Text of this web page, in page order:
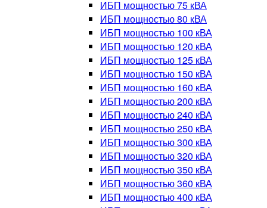
ИБП мощностью 75 кВА
ИБП мощностью 80 кВА
ИБП мощностью 100 кВА
ИБП мощностью 120 кВА
ИБП мощностью 125 кВА
ИБП мощностью 150 кВА
ИБП мощностью 160 кВА
ИБП мощностью 200 кВА
ИБП мощностью 240 кВА
ИБП мощностью 250 кВА
ИБП мощностью 300 кВА
ИБП мощностью 320 кВА
ИБП мощностью 350 кВА
ИБП мощностью 360 кВА
ИБП мощностью 400 кВА